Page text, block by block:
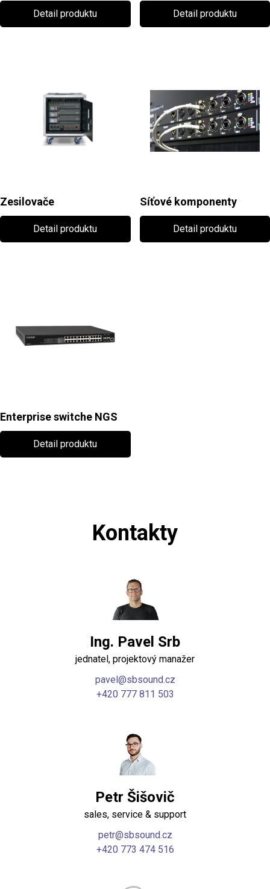
Detail produktu Detail produktu
Zesilovače
Detail produktu
Síťové komponenty
Detail produktu
Enterprise switche NGS
Detail produktu
Kontakty
Ing. Pavel Srb
jednatel, projektový manažer
pavel@sbsound.cz
+420 777 811 503
Petr Šišovič
sales, service & support
petr@sbsound.cz
+420 773 474 516